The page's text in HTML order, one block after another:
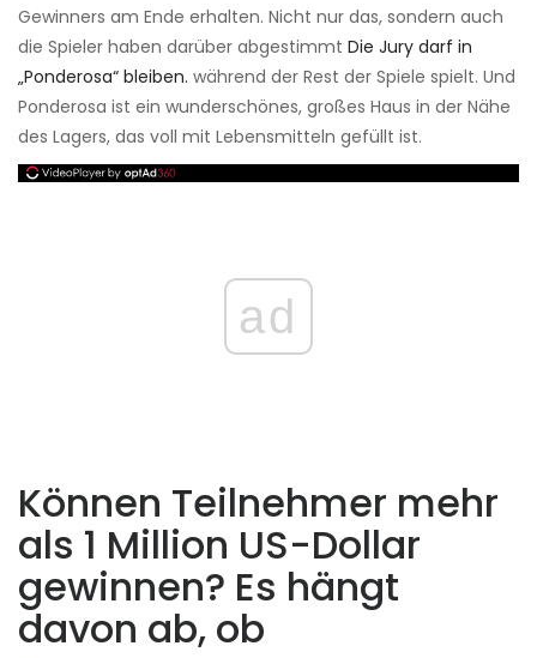
Gewinners am Ende erhalten. Nicht nur das, sondern auch
die Spieler haben darüber abgestimmt Die Jury darf in
„Ponderosa“ bleiben. während der Rest der Spiele spielt. Und
Ponderosa ist ein wunderschönes, großes Haus in der Nähe
des Lagers, das voll mit Lebensmitteln gefüllt ist.
ad
Können Teilnehmer mehr
als 1 Million US-Dollar
gewinnen? Es hängt
davon ab, ob